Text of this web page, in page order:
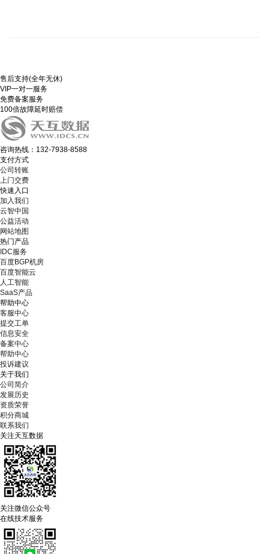
售后支持(全年无休)
VIP一对一服务
免费备案服务
100倍故障延时赔偿
咨询热线：132-7938-8588
支付方式
公司转账
上门交费
快速入口
加入我们
云智中国
公益活动
网站地图
热门产品
IDC服务
百度BGP机房
百度智能云
人工智能
SaaS产品
帮助中心
客服中心
提交工单
信息安全
备案中心
帮助中心
投诉建议
关于我们
公司简介
发展历史
资质荣誉
积分商城
联系我们
关注天互数据
关注微信公众号
在线技术服务